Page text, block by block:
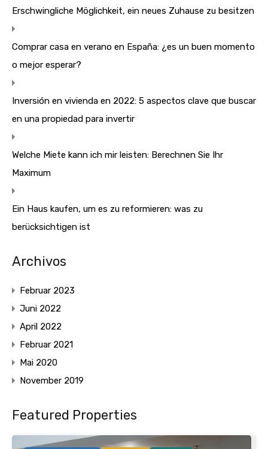
Erschwingliche Möglichkeit, ein neues Zuhause zu besitzen
Comprar casa en verano en España: ¿es un buen momento
o mejor esperar?
Inversión en vivienda en 2022: 5 aspectos clave que buscar
en una propiedad para invertir
Welche Miete kann ich mir leisten: Berechnen Sie Ihr
Maximum
Ein Haus kaufen, um es zu reformieren: was zu
berücksichtigen ist
Archivos
Februar 2023
Juni 2022
April 2022
Februar 2021
Mai 2020
November 2019
Featured Properties